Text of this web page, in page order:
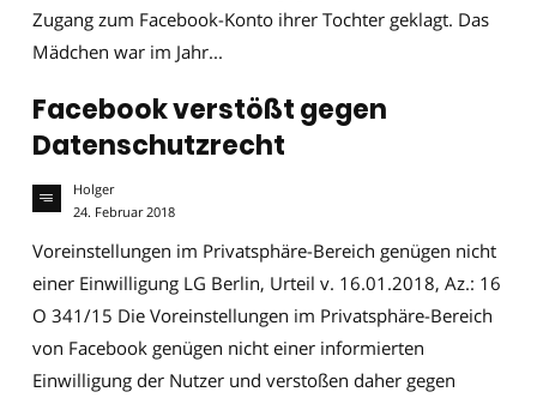
Zugang zum Facebook-Konto ihrer Tochter geklagt. Das
Mädchen war im Jahr...
Facebook verstößt gegen
Datenschutzrecht
Holger
24. Februar 2018
Voreinstellungen im Privatsphäre-Bereich genügen nicht
einer Einwilligung LG Berlin, Urteil v. 16.01.2018, Az.: 16
O 341/15 Die Voreinstellungen im Privatsphäre-Bereich
von Facebook genügen nicht einer informierten
Einwilligung der Nutzer und verstoßen daher gegen